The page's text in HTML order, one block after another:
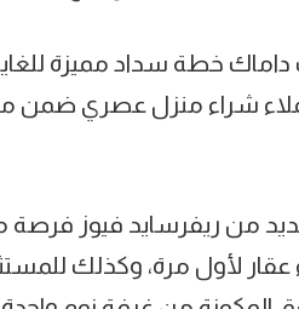
شراء منزل عصري ضمن
من ريفرسايد فيوز فرصة
لأول مرة، وكذلك